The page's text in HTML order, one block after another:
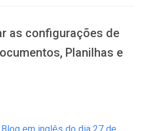
as configurações de
Planilhas e